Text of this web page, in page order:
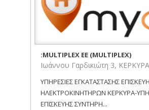
:MULTIPLEX EE (MULTIPLEX)
Ιωάννου Γαρδικιώτη 3,
ΥΠΗΡΕΣΙΕΣ ΕΓΚΑΤΑΣΤΑΣΗΣ
ΗΛΕΚΤΡΟΚΙΝΗΤΗΡΩΝ ΚΕΡΚΥΡΑ-
ΕΠΙΣΚΕΥΗΣ ΣΥΝΤΗΡΗ...